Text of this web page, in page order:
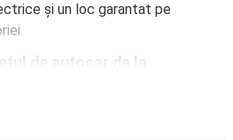
și un loc garantat pe
de autocar de la